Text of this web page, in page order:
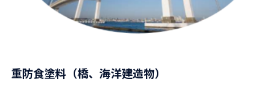
重防食塗料（橋、海洋建造物）